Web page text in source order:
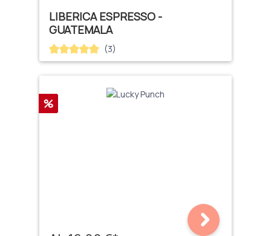
LIBERICA ESPRESSO -
GUATEMALA
Durchschnittliche Bewertung von 5 von 5 Sternen
(3)
Rabatt
%